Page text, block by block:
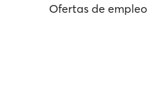
Ofertas de empleo